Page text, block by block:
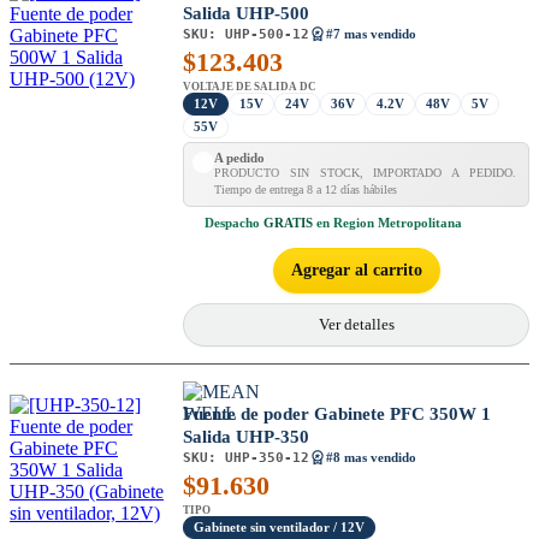
Salida UHP-500
SKU: UHP-500-12 #7 mas vendido
$123.403
VOLTAJE DE SALIDA DC
12V 15V 24V 36V 4.2V 48V
5V
55V
A pedido
PRODUCTO SIN STOCK, IMPORTADO A PEDIDO.
Tiempo de entrega 8 a 12 días hábiles
Despacho GRATIS en Region Metropolitana
Agregar al carrito
Ver detalles
Fuente de poder Gabinete PFC 350W 1
Salida UHP-350
SKU: UHP-350-12 #8 mas vendido
$91.630
TIPO
Gabinete sin ventilador / 12V